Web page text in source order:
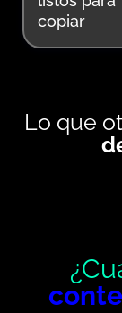
copiar
Lo que